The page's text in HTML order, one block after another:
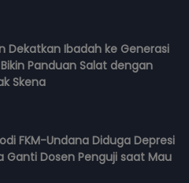
Dekatkan Ibadah ke Generasi
Panduan Salat dengan
Skena
FKM-Undana Diduga Depresi
Ganti Dosen Penguji saat Mau